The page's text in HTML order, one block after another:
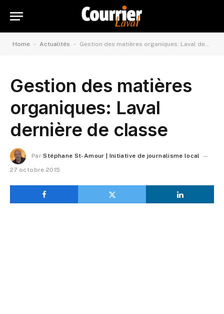
Home - Actualités - Gestion des matières organiques: Laval dernière de classe
Gestion des matières
organiques: Laval
dernière de classe
Par Stéphane St-Amour | Initiative de journalisme local
27 octobre 2015